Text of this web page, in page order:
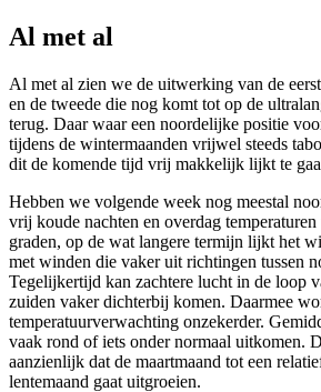
Al met al
Al met al zien we de uitwerking van de
en de tweede die nog komt tot op de
terug. Daar waar een noordelijke positie
tijdens de wintermaanden vrijwel steeds
dit de komende tijd vrij makkelijk lijkt te
Hebben we volgende week nog meestal
vrij koude nachten en overdag temperaturen
graden, op de wat langere termijn lijkt het
met winden die vaker uit richtingen tussen
Tegelijkertijd kan zachtere lucht in de loop
zuiden vaker dichterbij komen. Daarmee
temperatuurverwachting onzekerder.
vaak rond of iets onder normaal uitkomen.
aanzienlijk dat de maartmaand tot een
lentemaand gaat uitgroeien.